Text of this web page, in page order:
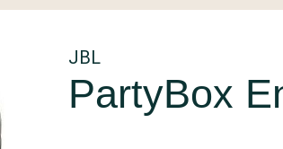
JBL
PartyBox